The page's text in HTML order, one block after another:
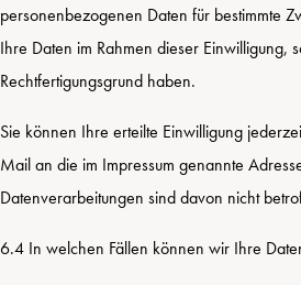
personenbezogenen Daten für bestimmte
Ihre Daten im Rahmen dieser Einwilligung,
Rechtfertigungsgrund haben.
Sie können Ihre erteilte Einwilligung
Mail an die im Impressum genannte
Datenverarbeitungen sind davon nicht
6.4 In welchen Fällen können wir Ihre